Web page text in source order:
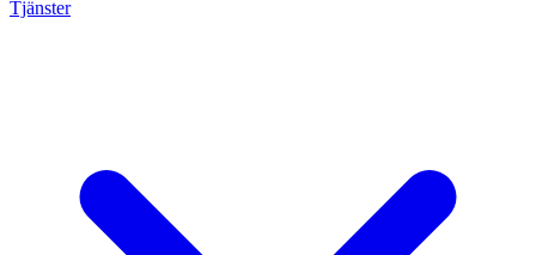
Tjänster